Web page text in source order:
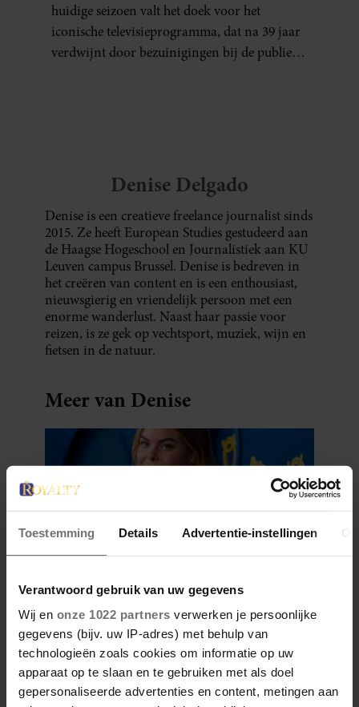
Toestemming Details Advertentie-instellingen
Verantwoord gebruik van uw gegevens
Wij en onze 1022 partners verwerken je persoonlijke
gegevens (bijv. uw IP-adres) met behulp van
technologieën zoals cookies om informatie op uw
apparaat op te slaan en te gebruiken met als doel
gepersonaliseerde advertenties en content, metingen aan
huidige seizoen valt het doek voor het
iconische televisieprogramma, dat na 39 jaar
verdwijnt door bezuinigingen bij de publieke
Denise Delgado
Denise is een creatieve freelance journalist sinds
2015. Ze heeft European Studies gestudeerd aan
de Haagse Hogeschool en Journalistiek aan KU
Leuven campus Brussel. Denise is bedreven in
het creëren van content en is een enthousiast,
nieuwsgierig en vriendelijk persoon met een
enorme wanderlust. Naast haar passie voor
reizen, is ze gek op vechtsport, muziek, wijn en
fietsen in de natuur.
Meer van Denise
28 april 2026
DÍT ZIJN FAVORIETE
RESTAURANTS VAN ELOISE